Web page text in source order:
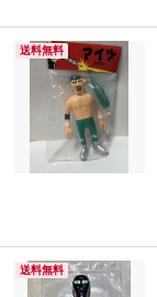
送料無料
送料無料